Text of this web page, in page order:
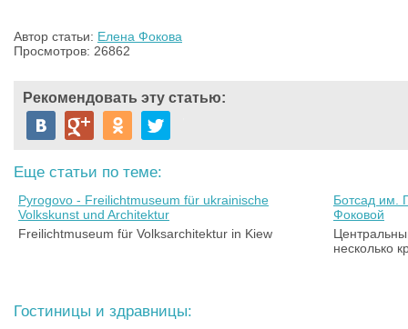
Автор статьи: Елена Фокова
Просмотров: 26862
Рекомендовать эту статью:
Еще статьи по теме:
Pyrogovo - Freilichtmuseum für ukrainische
Volkskunst und Architektur
Freilichtmuseum für Volksarchitektur in Kiew
Ботсад им.
Фоковой
несколько
Гостиницы и здравницы: